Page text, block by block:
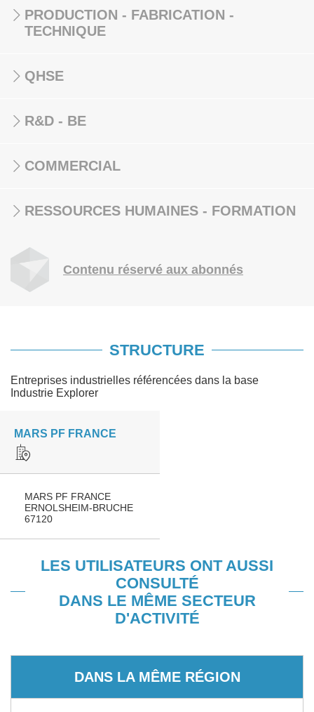
PRODUCTION - FABRICATION -
TECHNIQUE
QHSE
R&D - BE
COMMERCIAL
RESSOURCES HUMAINES - FORMATION
Contenu réservé aux abonnés
STRUCTURE
Entreprises industrielles référencées dans la base
Industrie Explorer
MARS PF FRANCE
MARS PF FRANCE
ERNOLSHEIM-BRUCHE
67120
LES UTILISATEURS ONT AUSSI
CONSULTÉ
DANS LE MÊME SECTEUR
D'ACTIVITÉ
DANS LA MÊME RÉGION